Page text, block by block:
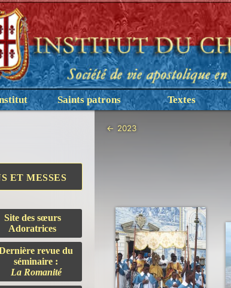
Saints patrons Textes
ET MESSES
Site des sœurs
Adoratrices
revue du
séminaire :
La Romanité
← 2023